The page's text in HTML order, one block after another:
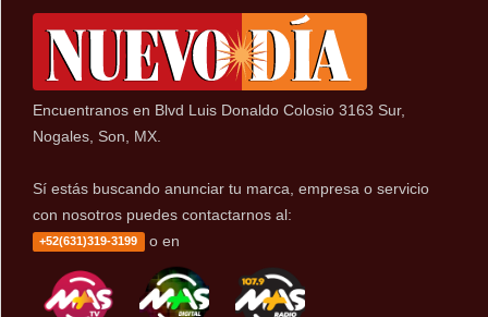
Encuentranos en Blvd Luis Donaldo Colosio 3163 Sur,
Nogales, Son, MX.
Sí estás buscando anunciar tu marca, empresa o servicio
con nosotros puedes contactarnos al:
+52(631)319-3199 o en